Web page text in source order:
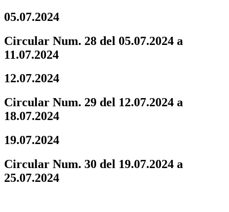
05.07.2024
Circular Num. 28 del 05.07.2024 a
11.07.2024
12.07.2024
Circular Num. 29 del 12.07.2024 a
18.07.2024
19.07.2024
Circular Num. 30 del 19.07.2024 a
25.07.2024